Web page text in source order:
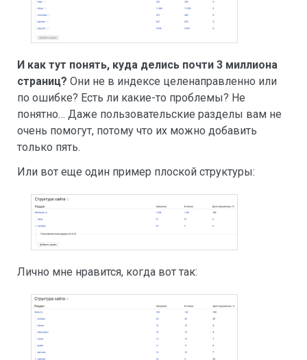
И как тут понять, куда делись почти 3 миллиона
страниц? Они не в индексе целенаправленно или
по ошибке? Есть ли какие-то проблемы? Не
понятно… Даже пользовательские разделы вам не
очень помогут, потому что их можно добавить
только пять.
Или вот еще один пример плоской структуры:
Лично мне нравится, когда вот так: